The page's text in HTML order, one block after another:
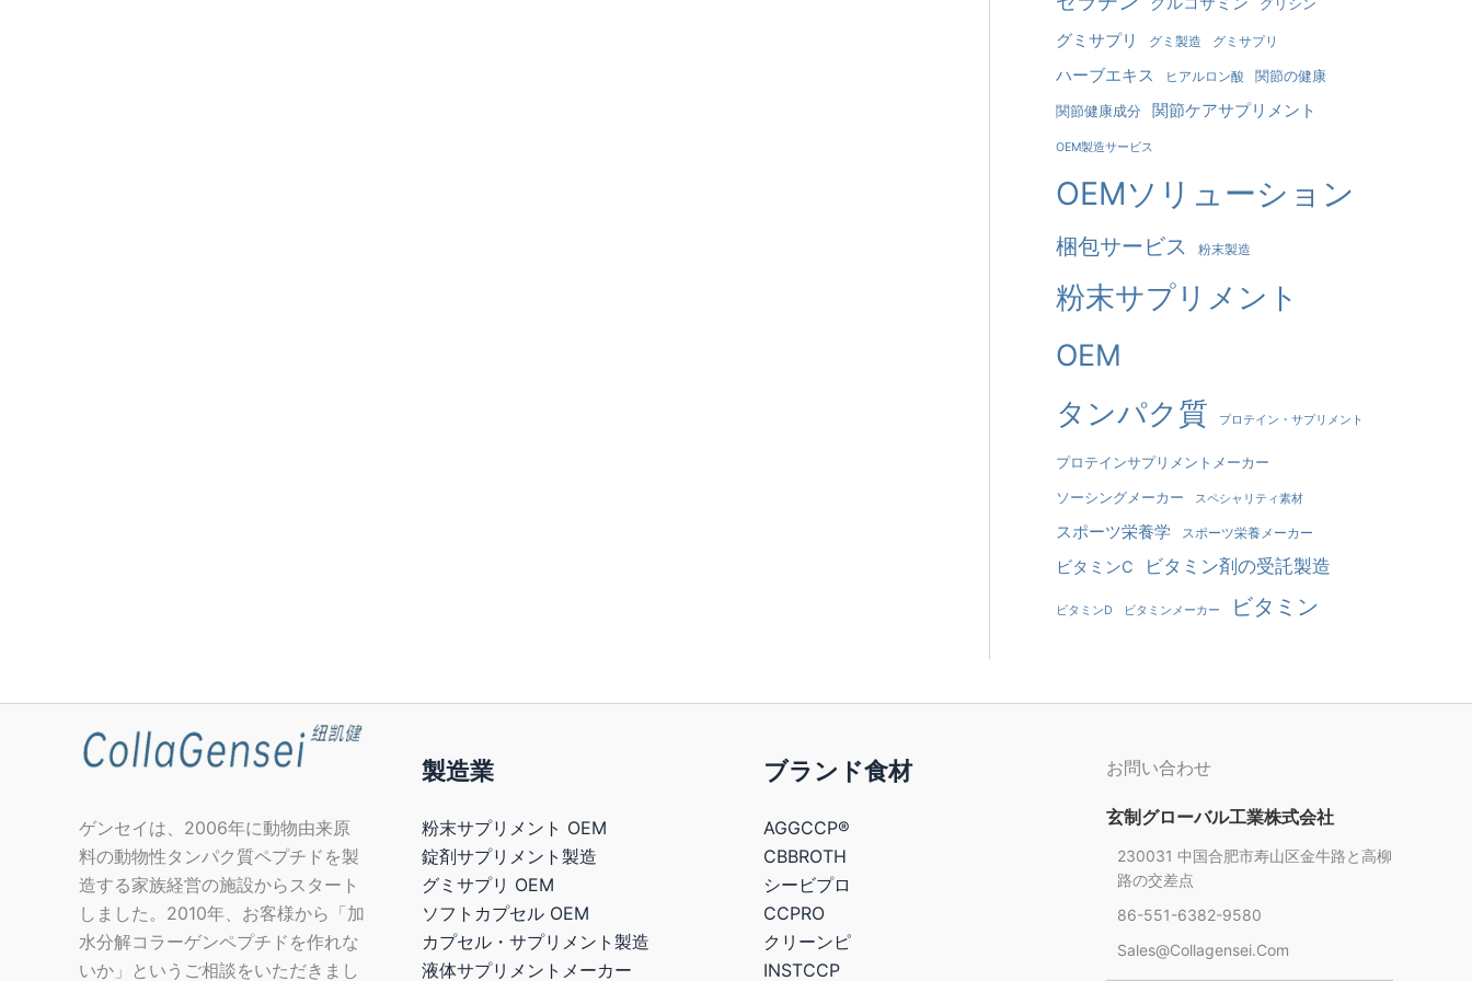
グミサプリ グミ製造 グミサプリ
ハーブエキス ヒアルロン酸
関節の健康
関節健康成分
関節ケアサプリメント
OEM製造サービス
OEMソリューション
梱包サービス 粉末製造
粉末サプリメント
OEM
タンパク質 プロテイン・サプリメント
プロテインサプリメントメーカー
ソーシングメーカー
スペシャリティ素材
スポーツ栄養学 スポーツ栄養メーカー
ビタミンC ビタミン剤の受託製造
ビタミンD ビタミンメーカー ビタミン
ゲンセイは、2006年に動物由来原
料の動物性タンパク質ペプチドを製
造する家族経営の施設からスタート
しました。2010年、お客様から「加
水分解コラーゲンペプチドを作れな
いか」というご相談をいただきまし
製造業
粉末サプリメント OEM
錠剤サプリメント製造
グミサプリ OEM
ソフトカプセル OEM
カプセル・サプリメント製造
液体サプリメントメーカー
ブランド食材
AGGCCP®
CBBROTH
シービプロ
CCPRO
クリーンピ
INSTCCP
お問い合わせ
玄制グローバル工業株式会社
230031 中国合肥市寿山区金牛路と高柳
路の交差点
86-551-6382-9580
Sales@collagensei.com
Chinese